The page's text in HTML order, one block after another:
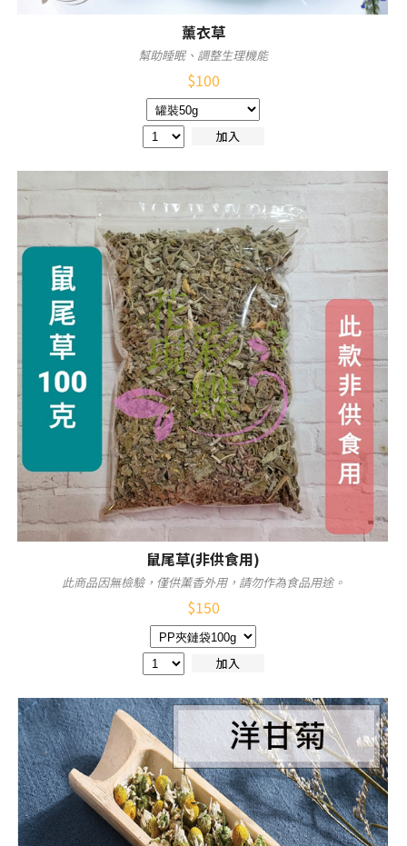
薰衣草
幫助睡眠、調整生理機能
$100
加入
鼠尾草(非供食用)
此商品因無檢驗，僅供薰香外用，請勿作為食品用途。
$150
加入